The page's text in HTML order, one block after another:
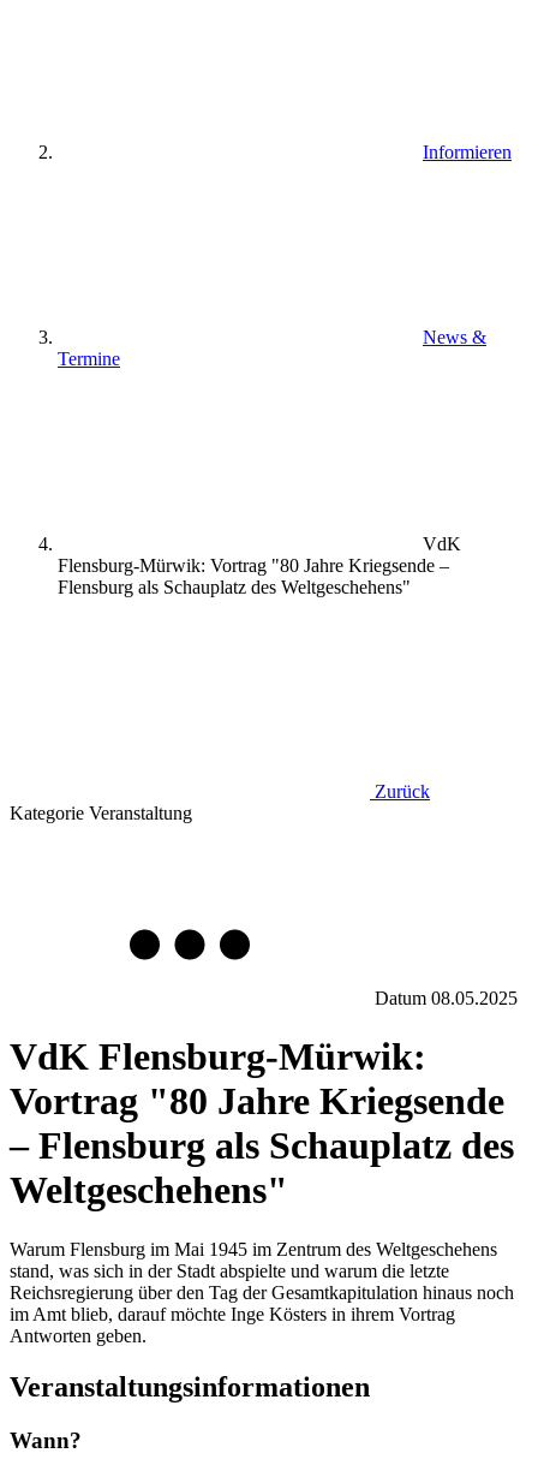
Informieren
News &
Termine
VdK
Flensburg-Mürwik: Vortrag "80 Jahre Kriegsende –
Flensburg als Schauplatz des Weltgeschehens"
Zurück
Kategorie Veranstaltung
Datum 08.05.2025
VdK Flensburg-Mürwik:
Vortrag "80 Jahre Kriegsende
– Flensburg als Schauplatz des
Weltgeschehens"
Warum Flensburg im Mai 1945 im Zentrum des Weltgeschehens
stand, was sich in der Stadt abspielte und warum die letzte
Reichsregierung über den Tag der Gesamtkapitulation hinaus noch
im Amt blieb, darauf möchte Inge Kösters in ihrem Vortrag
Antworten geben.
Veranstaltungsinformationen
Wann?